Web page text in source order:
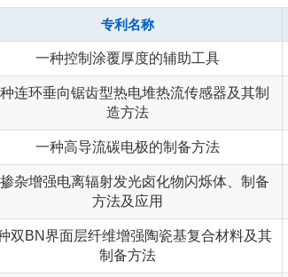
专利名称
一种控制涂覆厚度的辅助工具
连环垂向锯齿型热电堆热流传感器及其制
造方法
一种高导流碳电极的制备方法
杂增强电离辐射发光卤化物闪烁体、制备
方法及应用
双BN界面层纤维增强陶瓷基复合材料及其
制备方法